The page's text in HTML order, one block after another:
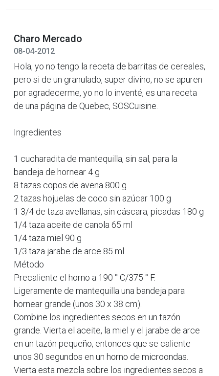
Charo Mercado
08-04-2012
Hola, yo no tengo la receta de barritas de cereales,
pero si de un granulado, super divino, no se apuren
por agradecerme, yo no lo inventé, es una receta
de una página de Quebec, SOSCuisine.
Ingredientes
1 cucharadita de mantequilla, sin sal, para la
bandeja de hornear 4 g
8 tazas copos de avena 800 g
2 tazas hojuelas de coco sin azúcar 100 g
1 3/4 de taza avellanas, sin cáscara, picadas 180 g
1/4 taza aceite de canola 65 ml
1/4 taza miel 90 g
1/3 taza jarabe de arce 85 ml
Método
Precaliente el horno a 190 ° C/375 ° F.
Ligeramente de mantequilla una bandeja para
hornear grande (unos 30 x 38 cm).
Combine los ingredientes secos en un tazón
grande. Vierta el aceite, la miel y el jarabe de arce
en un tazón pequeño, entonces que se caliente
unos 30 segundos en un horno de microondas.
Vierta esta mezcla sobre los ingredientes secos a